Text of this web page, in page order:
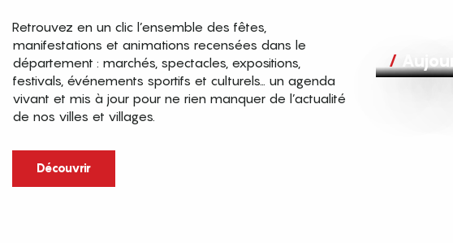
Retrouvez en un clic l’ensemble des fêtes,
manifestations et animations recensées dans le
département : marchés, spectacles, expositions,
festivals, événements sportifs et culturels… un agenda
vivant et mis à jour pour ne rien manquer de l’actualité
de nos villes et villages.
Découvrir